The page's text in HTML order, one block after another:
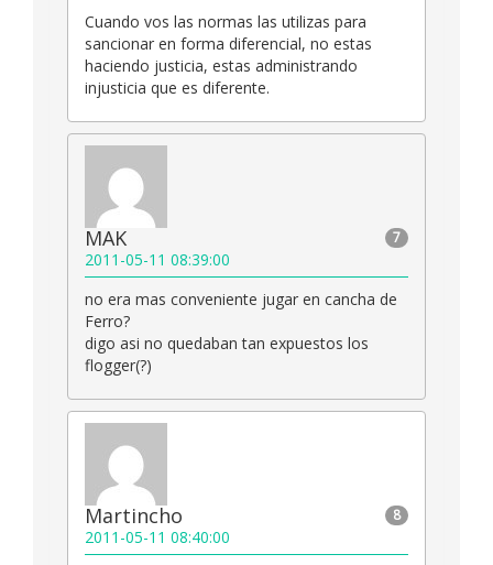
Cuando vos las normas las utilizas para
sancionar en forma diferencial, no estas
haciendo justicia, estas administrando
injusticia que es diferente.
7
MAK
2011-05-11 08:39:00
no era mas conveniente jugar en cancha de
Ferro?
digo asi no quedaban tan expuestos los
flogger(?)
8
Martincho
2011-05-11 08:40:00